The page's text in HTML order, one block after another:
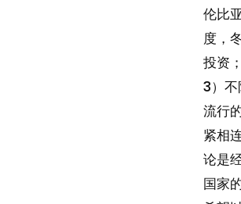
伦比
度，
投资；
3）
流行
紧相
论是
国家